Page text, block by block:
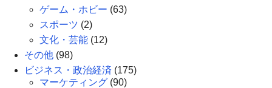
ゲーム・ホビー (63)
スポーツ (2)
文化・芸能 (12)
その他 (98)
ビジネス・政治経済 (175)
マーケティング (90)